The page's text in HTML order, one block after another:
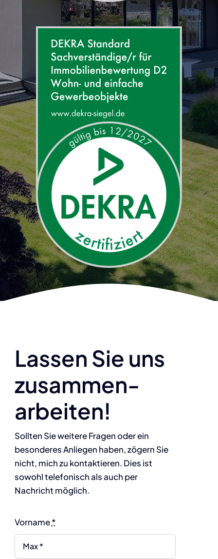
Lassen Sie uns
zusammen-
arbeiten!
Sollten Sie weitere Fragen oder ein
besonderes Anliegen haben, zögern Sie
nicht, mich zu kontaktieren. Dies ist
sowohl telefonisch als auch per
Nachricht möglich.
Vorname*